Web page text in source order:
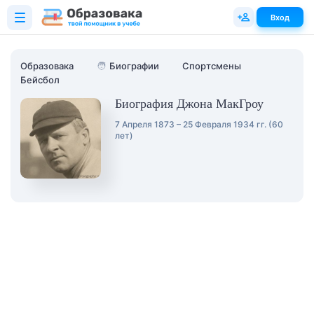
Образовака 🧑 Биографии
Спортсмены
Бейсбол
Биография Джона МакГроу
7 Апреля 1873 – 25 Февраля 1934 гг. (60
лет)
Вход